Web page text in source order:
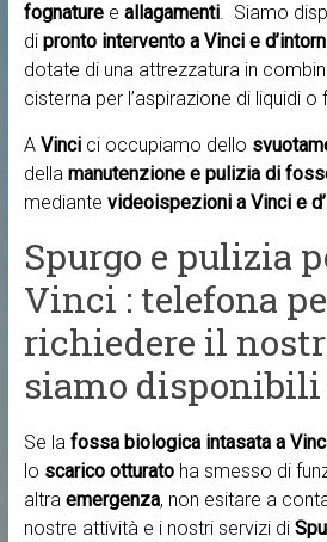
fognature e allagamenti. Siamo
di pronto intervento a Vinci e
dotate di una attrezzatura in
cisterna per l’aspirazione di liquidi o
A Vinci ci occupiamo dello
della manutenzione e pulizia di
mediante videoispezioni a Vinci e
Spurgo e pulizia
Vinci : telefona
richiedere il
siamo disponibili
Se la fossa biologica intasata a
lo scarico otturatoha smesso di
altra emergenza, non esitare a
nostre attività e i nostri servizi di